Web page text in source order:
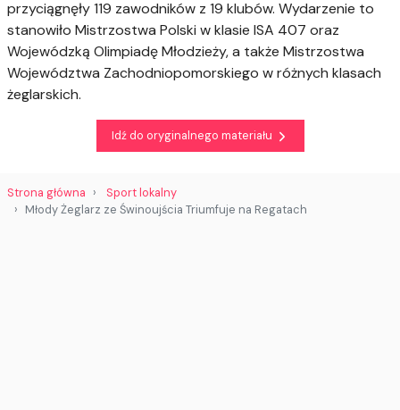
przyciągnęły 119 zawodników z 19 klubów. Wydarzenie to
stanowiło Mistrzostwa Polski w klasie ISA 407 oraz
Wojewódzką Olimpiadę Młodzieży, a także Mistrzostwa
Województwa Zachodniopomorskiego w różnych klasach
żeglarskich.
Idź do oryginalnego materiału
Strona główna
Sport lokalny
Młody Żeglarz ze Świnoujścia Triumfuje na Regatach